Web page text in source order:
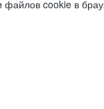
файлов cookie в